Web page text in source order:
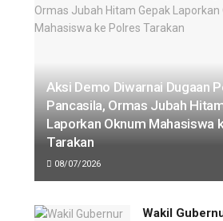
Aksi Demo Diwarnai Dugaan
Pancasila, Ormas Jubah
Laporkan Oknum Mahasiswa
Tarakan
08/07/2026
Wakil